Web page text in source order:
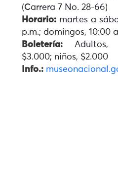
(Carrera 7 No. 28-66)
Horario: martes a
p.m.; domingos, 10:00
Boletería: Adultos,
$3.000; niños, $2.000
Info.: